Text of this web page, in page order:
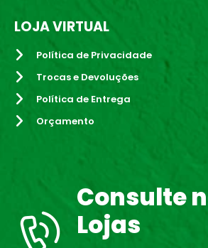
LOJA VIRTUAL
Política de Privacidade
Trocas e Devoluções
Política de Entrega
Orçamento
Consulte
Lojas